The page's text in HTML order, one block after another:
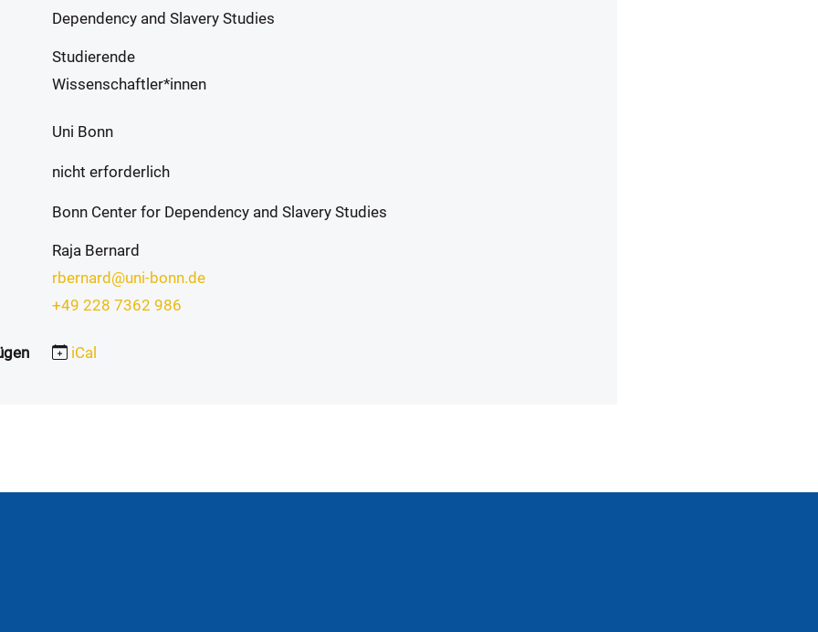
Dependency and Slavery Studies
Studierende
Wissenschaftler*innen
Uni Bonn
nicht erforderlich
Bonn Center for Dependency and Slavery Studies
Raja Bernard
rbernard@uni-bonn.de
+49 228 7362 986
iCal